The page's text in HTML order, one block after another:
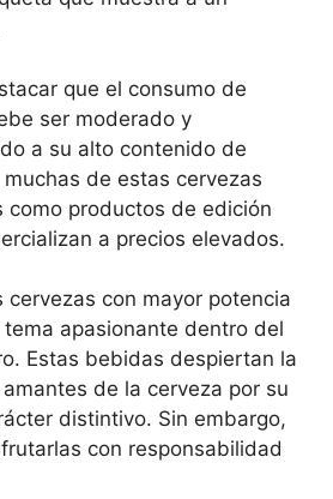
que el consumo de
ser moderado y
a su alto contenido de
de estas cervezas
como productos de edición
a precios elevados.
cervezas con mayor potencia
apasionante dentro del
Estas bebidas despiertan la
de la cerveza por su
distintivo. Sin embargo,
con responsabilidad